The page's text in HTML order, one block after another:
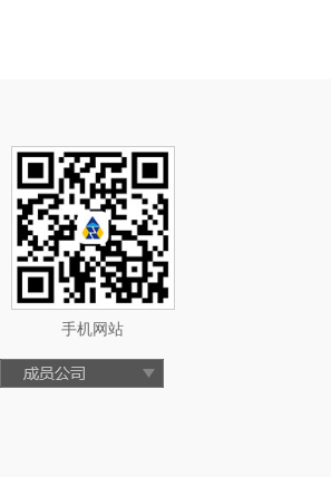
手机网站